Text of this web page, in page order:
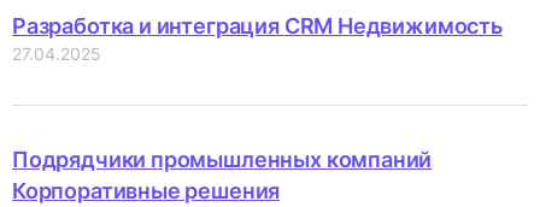
Разработка и интеграция CRM Недвижимость
27.04.2025
Подрядчики промышленных компаний
Корпоративные решения